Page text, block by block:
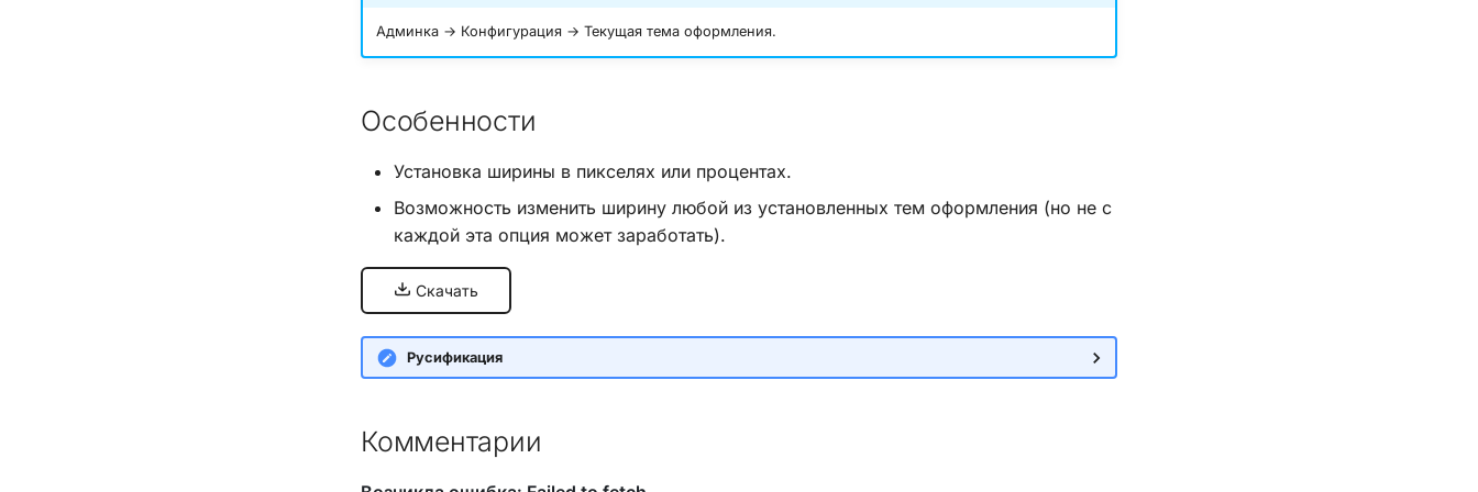
Админка → Конфигурация → Текущая тема оформления.
Особенности
Установка ширины в пикселях или процентах.
Возможность изменить ширину любой из установленных тем оформления (но не с
каждой эта опция может заработать).
Скачать
Русификация
Комментарии